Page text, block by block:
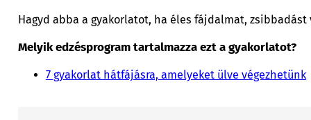
Hagyd abba a gyakorlatot, ha éles fájdalmat,
Melyik edzésprogram tartalmazza ezt a gyakorlatot?
7 gyakorlat hátfájásra, amelyeket ülve végezhetünk